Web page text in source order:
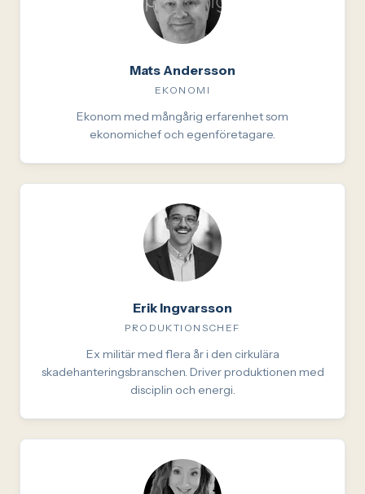
Mats Andersson
EKONOMI
Ekonom med mångårig erfarenhet som
ekonomichef och egenföretagare.
Erik Ingvarsson
PRODUKTIONSCHEF
Ex militär med flera år i den cirkulära
skadehanteringsbranschen. Driver produktionen med
disciplin och energi.